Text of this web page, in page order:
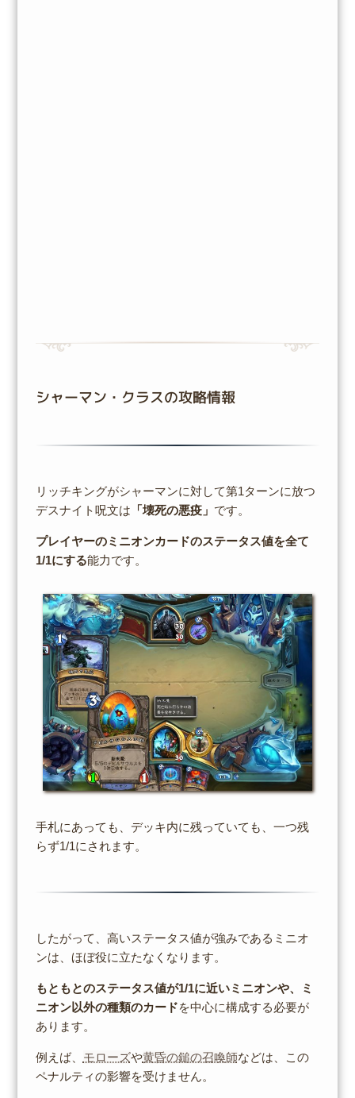
シャーマン・クラスの攻略情報
リッチキングがシャーマンに対して第1ターンに放つ
デスナイト呪文は 「壊死の悪疫」 です。
プレイヤーのミニオンカードのステータス値を全て
1/1にする能力です。
手札にあっても、デッキ内に残っていても、一つ残
らず1/1にされます。
したがって、高いステータス値が強みであるミニオ
ンは、ほぼ役に立たなくなります。
もともとのステータス値が1/1に近いミニオンや、ミ
ニオン以外の種類のカードを中心に構成する必要が
あります。
例えば、 モローズや黄昏の鎚の召喚師などは、この
ペナルティの影響を受けません。